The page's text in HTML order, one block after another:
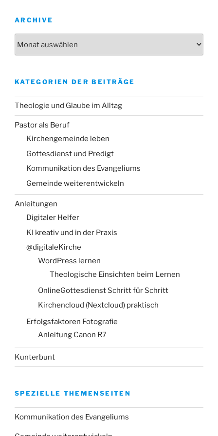
ARCHIVE
KATEGORIEN DER BEITRÄGE
Theologie und Glaube im Alltag
Pastor als Beruf
Kirchengemeinde leben
Gottesdienst und Predigt
Kommunikation des Evangeliums
Gemeinde weiterentwickeln
Anleitungen
Digitaler Helfer
KI kreativ und in der Praxis
@digitaleKirche
WordPress lernen
Theologische Einsichten beim Lernen
OnlineGottesdienst Schritt für Schritt
Kirchencloud (Nextcloud) praktisch
Erfolgsfaktoren Fotografie
Anleitung Canon R7
Kunterbunt
SPEZIELLE THEMENSEITEN
Kommunikation des Evangeliums